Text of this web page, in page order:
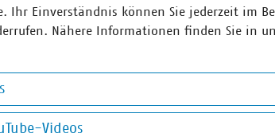
der thermischen Behandlung zum Recycling.
Gegenständen ist die thermische
Holz oder Kunststoffen können zum Beispiel
wurden bereits drei Viertel der in den
aus den Rostaschen zurückgewonnen. 90
als Ersatzbaustoffe geeignet. So
Ihr Einverständnis können Sie jederzeit im
Nähere Informationen finden Sie in
Videos